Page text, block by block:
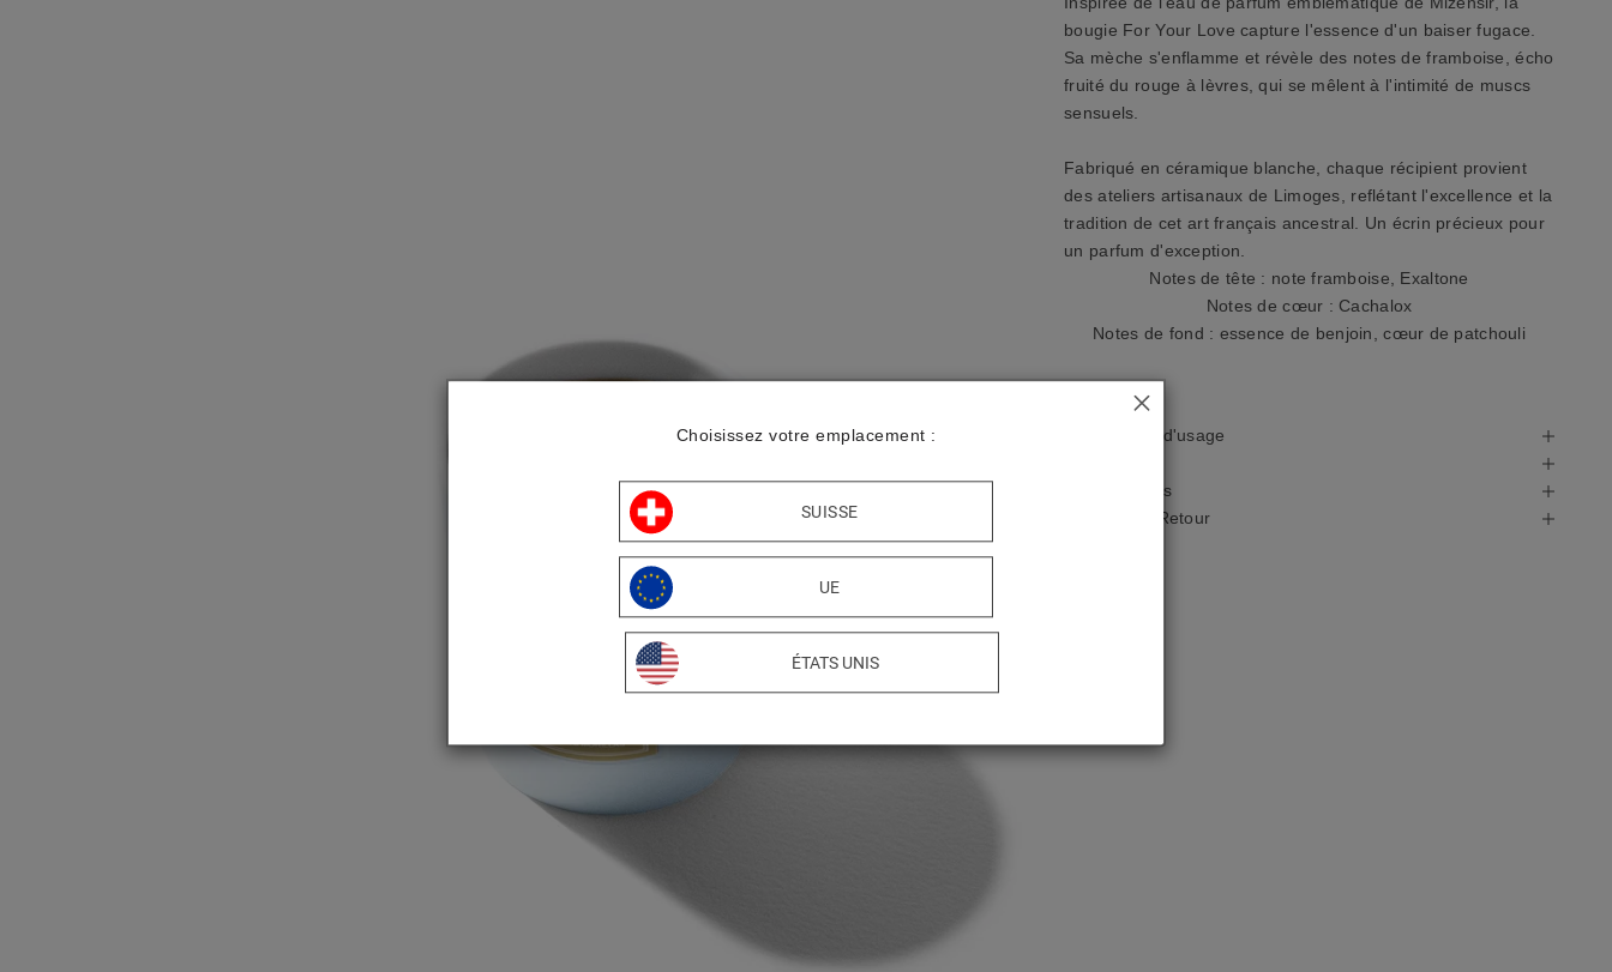
bougie For Your Love capture l'essence d'un baiser fugace.
Sa mèche s'enflamme et révèle des notes de framboise, écho
fruité du rouge à lèvres, qui se mêlent à l'intimité de muscs
sensuels.
Fabriqué en céramique blanche, chaque récipient provient
des ateliers artisanaux de Limoges, reflétant l'excellence et la
tradition de cet art français ancestral. Un écrin précieux pour
un parfum d'exception.
Notes de tête : note framboise, Exaltone
Notes de cœur : Cachalox
Notes de fond : essence de benjoin, cœur de patchouli
Précautions d'usage
Autres détails
Livraison & Retour
Choisissez votre emplacement :
ÉTATS UNIS
UE
SUISSE